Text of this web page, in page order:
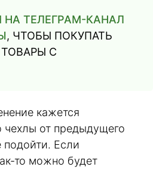
ТЕЛЕГРАМ-КАНАЛ
, ЧТОБЫ ПОКУПАТЬ
С
кажется
чехлы от предыдущего
подойти. Если
то можно будет